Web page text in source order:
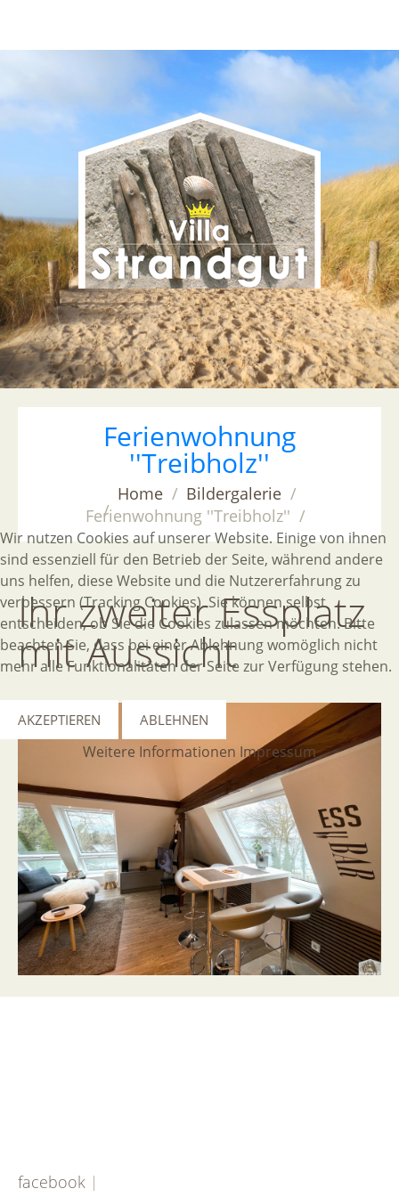
Ihr Wohlfühlzuhause an der
Ostsee
Ferienwohnung
''Treibholz''
Home
Bildergalerie
Ferienwohnung ''Treibholz''
IhrzweiterEssplatz
mitAussicht
facebook
Wir nutzen Cookies auf unserer Website. Einige von ihnen
sind essenziell für den Betrieb der Seite, während andere
uns helfen, diese Website und die Nutzererfahrung zu
verbessern (Tracking Cookies). Sie können selbst
entscheiden, ob Sie die Cookies zulassen möchten. Bitte
beachten Sie, dass bei einer Ablehnung womöglich nicht
mehr alle Funktionalitäten der Seite zur Verfügung stehen.
AKZEPTIEREN ABLEHNEN
Weitere Informationen Impressum